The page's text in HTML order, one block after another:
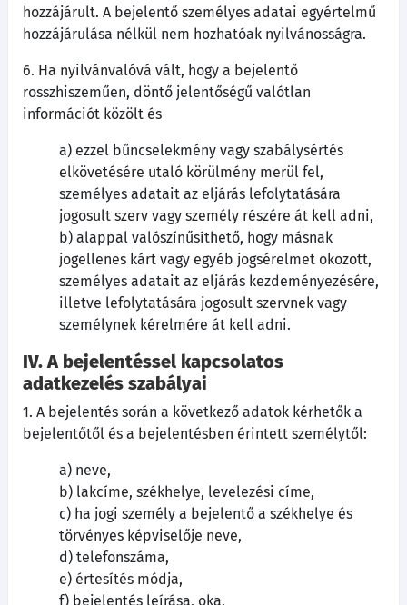
hozzájárult. A bejelentő személyes adatai egyértelmű
hozzájárulása nélkül nem hozhatóak nyilvánosságra.
6. Ha nyilvánvalóvá vált, hogy a bejelentő
rosszhiszeműen, döntő jelentőségű valótlan
információt közölt és
a) ezzel bűncselekmény vagy szabálysértés
elkövetésére utaló körülmény merül fel,
személyes adatait az eljárás lefolytatására
jogosult szerv vagy személy részére át kell adni,
b) alappal valószínűsíthető, hogy másnak
jogellenes kárt vagy egyéb jogsérelmet okozott,
személyes adatait az eljárás kezdeményezésére,
illetve lefolytatására jogosult szervnek vagy
személynek kérelmére át kell adni.
IV. A bejelentéssel kapcsolatos
adatkezelés szabályai
1. A bejelentés során a következő adatok kérhetők a
bejelentőtől és a bejelentésben érintett személytől:
a) neve,
b) lakcíme, székhelye, levelezési címe,
c) ha jogi személy a bejelentő a székhelye és
törvényes képviselője neve,
d) telefonszáma,
e) értesítés módja,
f) bejelentés leírása, oka,